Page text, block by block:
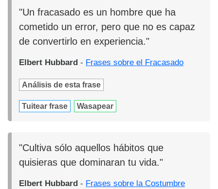
"Un fracasado es un hombre que ha
cometido un error, pero que no es capaz
de convertirlo en experiencia."
Elbert Hubbard - Frases sobre el Fracasado
Análisis de esta frase
Tuitear frase Wasapear
"Cultiva sólo aquellos hábitos que
quisieras que dominaran tu vida."
Elbert Hubbard - Frases sobre la Costumbre